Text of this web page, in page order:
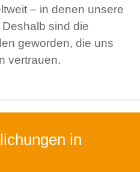
– in denen unsere
sind die
geworden, die uns
vertrauen.
in